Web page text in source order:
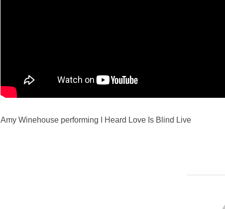
Amy Winehouse performing I Heard Love Is Blind Live